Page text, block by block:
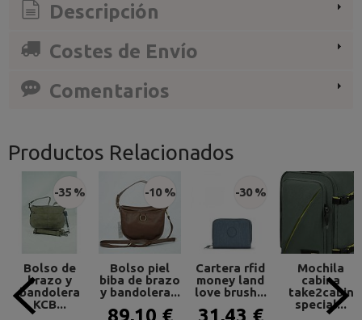
Descripción
Costes de Envío
Comentarios
Productos Relacionados
-35 %
Bolso de
brazo y
bandolera
KCB...
-10 %
Bolso piel
biba de brazo
y bandolera...
-30 %
Cartera rfid
money land
love brush...
Mochila
cabina
take2cabin
special...